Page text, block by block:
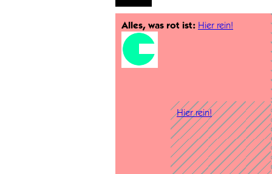
Alles, was rot ist: Hier rein!
Hier rein!